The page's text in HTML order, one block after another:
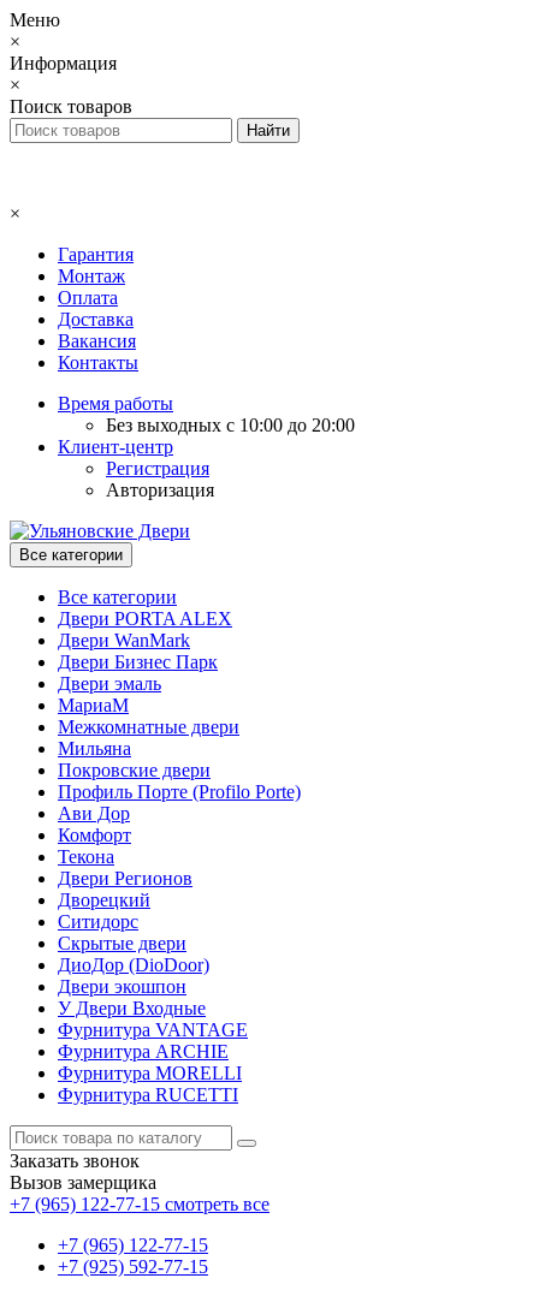
Меню
×
Информация
×
Поиск товаров
×
Гарантия
Монтаж
Оплата
Доставка
Вакансия
Контакты
Время работы
Без выходных с 10:00 до 20:00
Клиент-центр
Регистрация
Авторизация
Все категории
Все категории
Двери PORTA ALEX
Двери WanMark
Двери Бизнес Парк
Двери эмаль
МариаМ
Межкомнатные двери
Мильяна
Покровские двери
Профиль Порте (Profilo Porte)
Ави Дор
Комфорт
Текона
Двери Регионов
Дворецкий
Ситидорс
Скрытые двери
ДиоДор (DioDoor)
Двери экошпон
У Двери Входные
Фурнитура VANTAGE
Фурнитура ARCHIE
Фурнитура MORELLI
Фурнитура RUCETTI
Заказать звонок
Вызов замерщика
+7 (965) 122-77-15 смотреть все
+7 (965) 122-77-15
+7 (925) 592-77-15